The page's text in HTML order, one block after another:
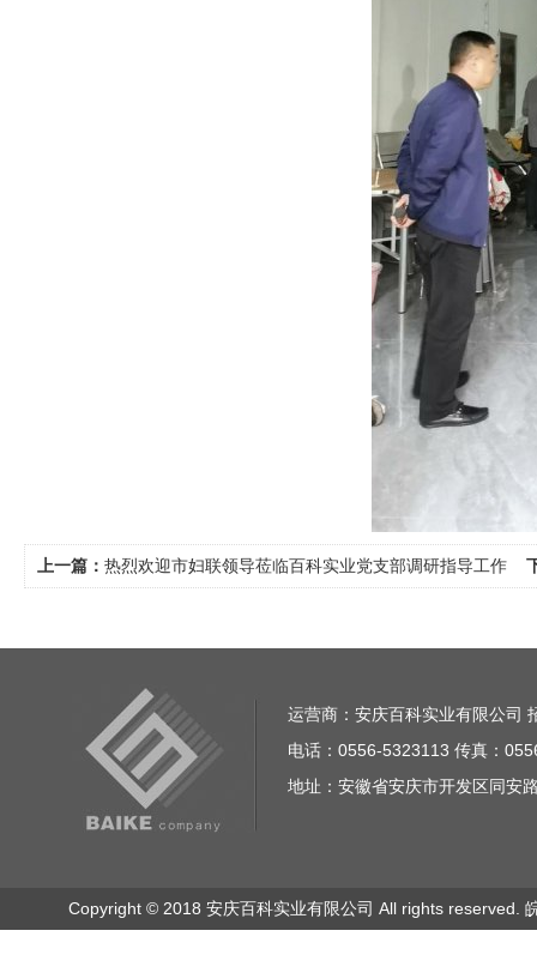
上一篇： 热烈欢迎市妇联领导莅临百科实业党支部调研指导工作
运营商：安庆百科实业有限公司
电话：0556-5323113 传真：
地址：安徽省安庆市开发区同安
Copyright © 2018 安庆百科实业有限公司 All rights reserved.